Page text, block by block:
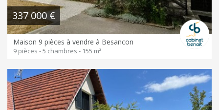
337 000 €
Maison 9 pièces à vendre à Besancon
9 pièces - 5 chambres - 155 m²